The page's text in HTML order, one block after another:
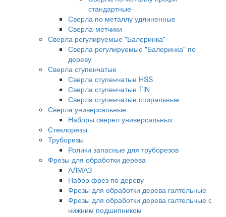
стандартные
Сверла по металлу удлиненные
Сверла-метчики
Сверла регулируемые "Балеринка"
Сверла регулируемые "Балеринка" по
дереву
Сверла ступенчатые
Сверла ступенчатые HSS
Сверла ступенчатые TiN
Сверла ступенчатые спиральные
Сверла универсальные
Наборы сверел универсальных
Стеклорезы
Труборезы
Ролики запасные для труборезов
Фрезы для обработки дерева
АЛМАЗ
Набор фрез по дереву
Фрезы для обработки дерева галтельные
Фрезы для обработки дерева галтельные с
нижним подшипником